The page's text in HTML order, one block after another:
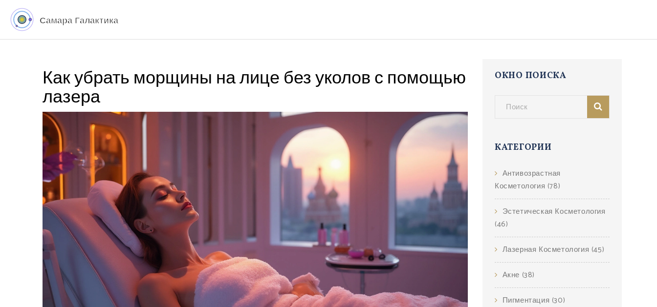
Как убрать морщины на лице без уколов с помощью
лазера
ОКНО ПОИСКА
КАТЕГОРИИ
Антивозрастная
Косметология (78)
Эстетическая Косметология
(46)
Лазерная Косметология (45)
Акне (38)
Пигментация (30)